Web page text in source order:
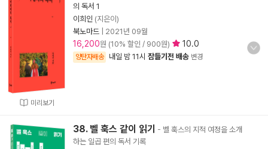
미리보기
의 독서 1
이희인 (지은이)
북노마드
2021년 09월
16,200원 (10% 할인 / 900원) 10.0
양탄자배송 내일 밤 11시 잠들기전 배송 변경
38. 벨 훅스 같이 읽기
- 벨 훅스의 지적 여정을 소개
하는 일곱 편의 독서 기록